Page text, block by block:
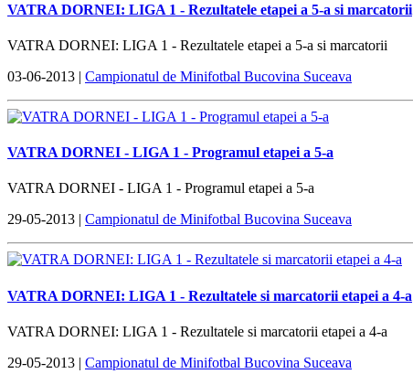
VATRA DORNEI: LIGA 1 - Rezultatele etapei a 5-a si marcatorii
VATRA DORNEI: LIGA 1 - Rezultatele etapei a 5-a si marcatorii
03-06-2013 | Campionatul de Minifotbal Bucovina Suceava
VATRA DORNEI - LIGA 1 - Programul etapei a 5-a
VATRA DORNEI - LIGA 1 - Programul etapei a 5-a
29-05-2013 | Campionatul de Minifotbal Bucovina Suceava
VATRA DORNEI: LIGA 1 - Rezultatele si marcatorii etapei a 4-a
VATRA DORNEI: LIGA 1 - Rezultatele si marcatorii etapei a 4-a
29-05-2013 | Campionatul de Minifotbal Bucovina Suceava